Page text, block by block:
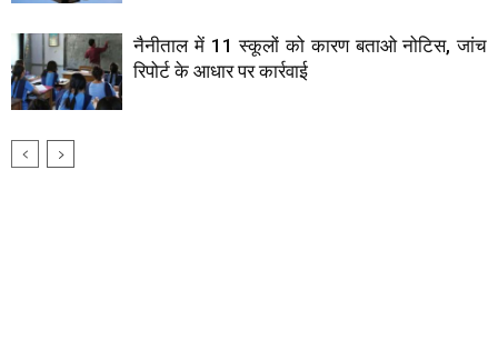
नैनीताल में 11 स्कूलों को कारण बताओ नोटिस, जांच
रिपोर्ट के आधार पर कार्रवाई